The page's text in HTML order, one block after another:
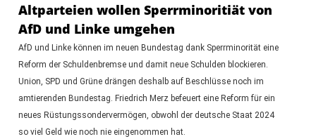
Altparteien wollen Sperrminoritiät von
AfD und Linke umgehen
AfD und Linke können im neuen Bundestag dank Sperrminorität eine
Reform der Schuldenbremse und damit neue Schulden blockieren.
Union, SPD und Grüne drängen deshalb auf Beschlüsse noch im
amtierenden Bundestag. Friedrich Merz befeuert eine Reform für ein
neues Rüstungssondervermögen, obwohl der deutsche Staat 2024
so viel Geld wie noch nie eingenommen hat.